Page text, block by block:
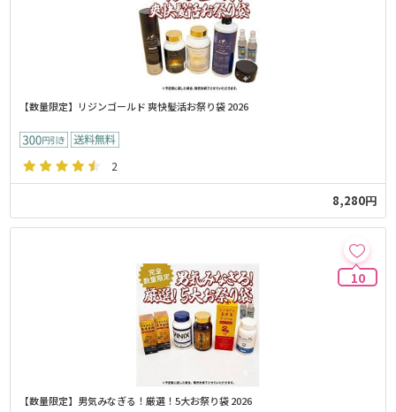
【数量限定】リジンゴールド 爽快髪活お祭り袋 2026
2
8,280円
10
【数量限定】男気みなぎる！厳選！5大お祭り袋 2026